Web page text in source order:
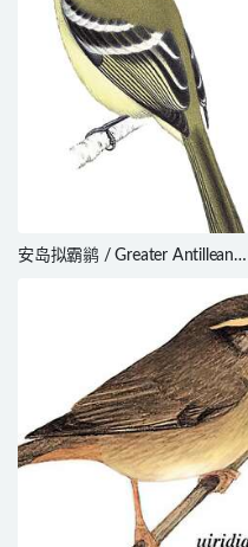
安岛拟霸鹟 / Greater Antillean